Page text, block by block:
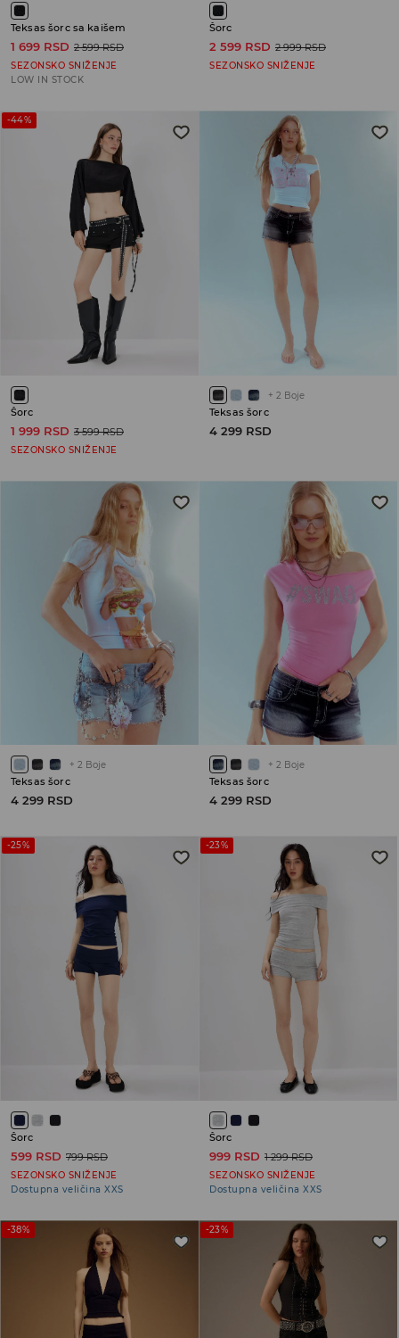
Teksas šorc sa kaišem
1 699 RSD 2 599 RSD
SEZONSKO SNIŽENJE
LOW IN STOCK
Šorc
2 599 RSD 2 999 RSD
SEZONSKO SNIŽENJE
-44%
Šorc
1 999 RSD 3 599 RSD
SEZONSKO SNIŽENJE
+ 2 Boje
Teksas šorc
4 299 RSD
+ 2 Boje
Teksas šorc
4 299 RSD
+ 2 Boje
Teksas šorc
4 299 RSD
-25%
Šorc
599 RSD 799 RSD
SEZONSKO SNIŽENJE
Dostupna veličina XXS
-23%
Šorc
999 RSD 1 299 RSD
SEZONSKO SNIŽENJE
Dostupna veličina XXS
-38% -23%